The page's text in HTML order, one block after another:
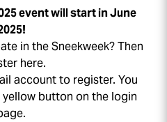
event will start in June
in theSneekweek? Then
here.
account to register. You
button on the login